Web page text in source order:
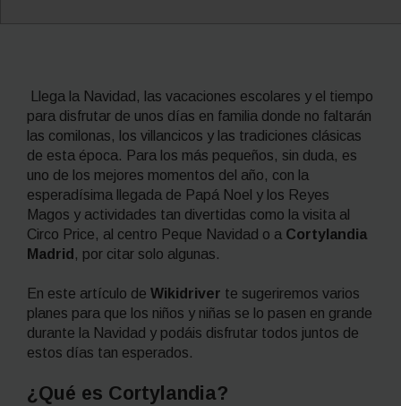
Llega la Navidad, las vacaciones escolares y el tiempo
para disfrutar de unos días en familia donde no faltarán
las comilonas, los villancicos y las tradiciones clásicas
de esta época. Para los más pequeños, sin duda, es
uno de los mejores momentos del año, con la
esperadísima llegada de Papá Noel y los Reyes
Magos y actividades tan divertidas como la visita al
Circo Price, al centro Peque Navidad o a Cortylandia
Madrid , por citar solo algunas.
En este artículo de Wikidriver te sugeriremos varios
planes para que los niños y niñas se lo pasen en grande
durante la Navidad y podáis disfrutar todos juntos de
estos días tan esperados.
¿Qué es Cortylandia?